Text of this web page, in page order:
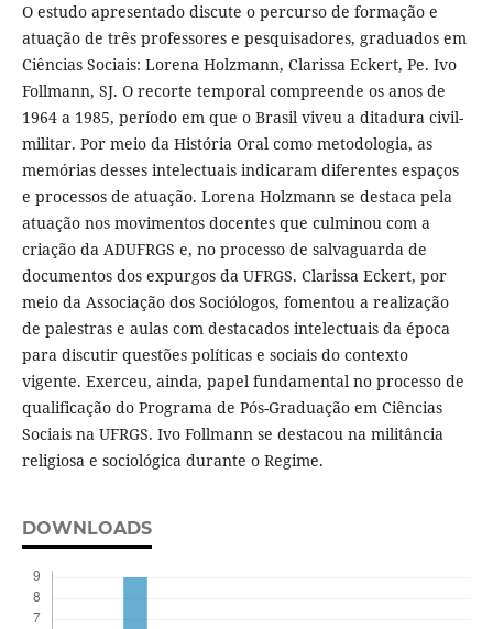
O estudo apresentado discute o percurso de formação e
atuação de três professores e pesquisadores, graduados em
Ciências Sociais: Lorena Holzmann, Clarissa Eckert, Pe. Ivo
Follmann, SJ. O recorte temporal compreende os anos de
1964 a 1985, período em que o Brasil viveu a ditadura civil-
militar. Por meio da História Oral como metodologia, as
memórias desses intelectuais indicaram diferentes espaços
e processos de atuação. Lorena Holzmann se destaca pela
atuação nos movimentos docentes que culminou com a
criação da ADUFRGS e, no processo de salvaguarda de
documentos dos expurgos da UFRGS. Clarissa Eckert, por
meio da Associação dos Sociólogos, fomentou a realização
de palestras e aulas com destacados intelectuais da época
para discutir questões políticas e sociais do contexto
vigente. Exerceu, ainda, papel fundamental no processo de
qualificação do Programa de Pós-Graduação em Ciências
Sociais na UFRGS. Ivo Follmann se destacou na militância
religiosa e sociológica durante o Regime.
DOWNLOADS